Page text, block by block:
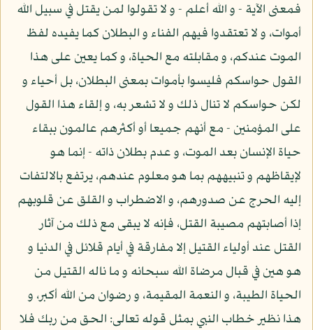
فمعنى الآية - و الله أعلم - و لا تقولوا لمن يقتل في سبيل الله
أموات، و لا تعتقدوا فيهم الفناء و البطلان كما يفيده لفظ
الموت عندكم، و مقابلته مع الحياة، و كما يعين على هذا
القول حواسكم فليسوا بأموات بمعنى البطلان، بل أحياء و
لكن حواسكم لا تنال ذلك و لا تشعر به، و إلقاء هذا القول
على المؤمنين - مع أنهم جميعا أو أكثرهم عالمون ببقاء
حياة الإنسان بعد الموت، و عدم بطلان ذاته - إنما هو
لإيقاظهم و تنبيههم بما هو معلوم عندهم، يرتفع بالالتفات
إليه الحرج عن صدورهم، و الاضطراب و القلق عن قلوبهم
إذا أصابتهم مصيبة القتل، فإنه لا يبقى مع ذلك من آثار
القتل عند أولياء القتيل إلا مفارقة في أيام قلائل في الدنيا و
هو هين في قبال مرضاة الله سبحانه و ما ناله القتيل من
الحياة الطيبة، و النعمة المقيمة، و رضوان من الله أكبر، و
هذا نظير خطاب النبي بمثل قوله تعالى: الحق من ربك فلا